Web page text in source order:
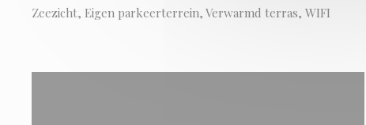
Zeezicht, Eigen parkeerterrein, Verwarmd terras, WIFI